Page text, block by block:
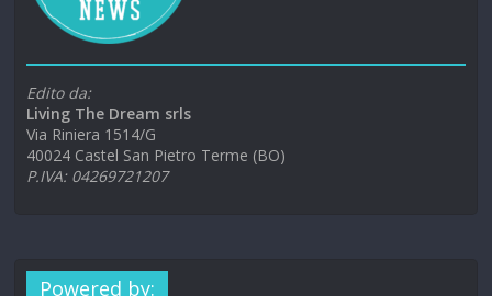
Edito da:
Living The Dream srls
Via Riniera 1514/G
40024 Castel San Pietro Terme (BO)
P.IVA: 04269721207
Powered by: